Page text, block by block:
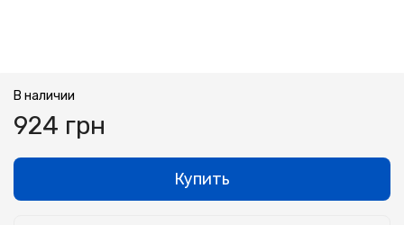
В наличии
924 грн
Купить